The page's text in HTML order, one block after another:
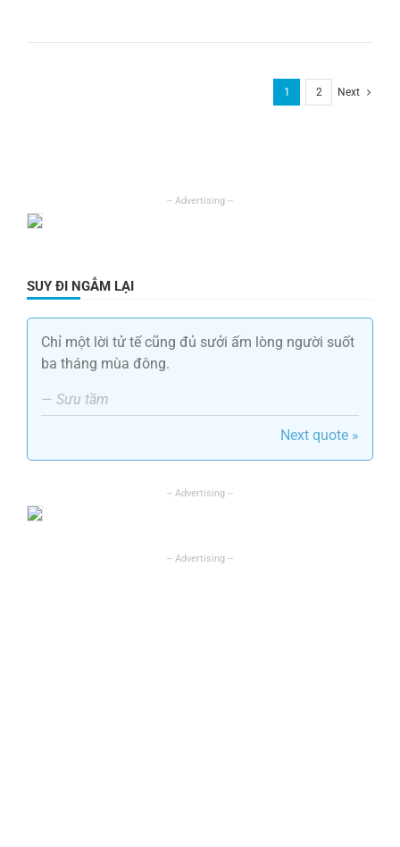
1 2 Next
SUY ĐI NGẪM LẠI
Chỉ một lời tử tế cũng đủ sưởi ấm lòng người suốt
ba tháng mùa đông.
— Sưu tầm
Next quote »